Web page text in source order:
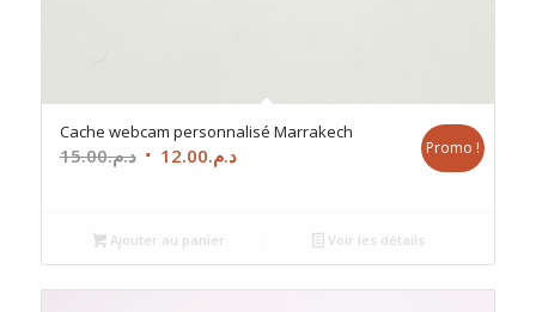
Cache webcam personnalisé Marrakech
د.م.15.00
Le
était :
د.م.15.00.
د.م.12.00
Le
د.م.12.00.
Promo !
Ajouter au panier Voir les détails